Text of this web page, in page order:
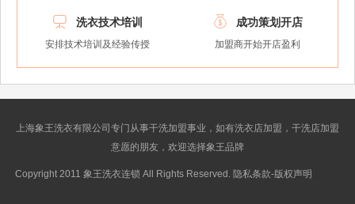
 洗衣技术培训
安排技术培训及经验传授
 成功策划开店
加盟商开始开店盈利
上海象王洗衣有限公司专门从事干洗加盟事业，如有洗衣店加盟，干洗店加盟
意愿的朋友，欢迎选择象王品牌
Copyright 2011 象王洗衣连锁 All Rights Reserved. 隐私条款-版权声明